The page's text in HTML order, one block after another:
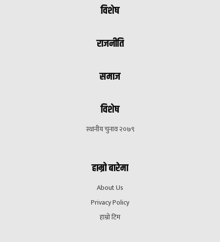
विशेष
राजनीति
समाज
विशेष
स्थानीय चुनाव २०७९
हाम्रो बारेमा
About Us
Privacy Policy
हाम्रो टिम